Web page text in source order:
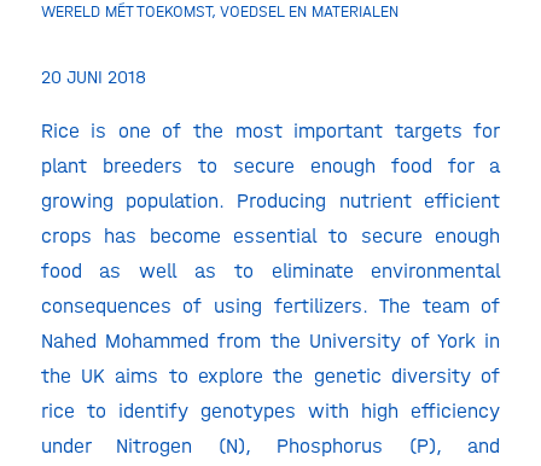
WERELD MÉT TOEKOMST, VOEDSEL EN MATERIALEN
20 JUNI 2018
Rice is one of the most important targets for
plant breeders to secure enough food for a
growing population. Producing nutrient efficient
crops has become essential to secure enough
food as well as to eliminate environmental
consequences of using fertilizers. The team of
Nahed Mohammed from the University of York in
the UK aims to explore the genetic diversity of
rice to identify genotypes with high efficiency
under Nitrogen (N), Phosphorus (P), and